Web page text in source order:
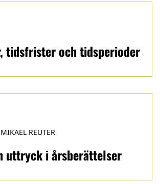
tidsfrister och tidsperioder
uttryck i årsberättelser
REUTER